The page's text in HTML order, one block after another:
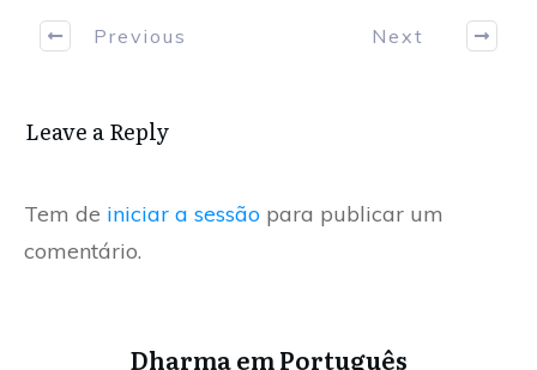
Previous Next
Leave a Reply
Tem de iniciar a sessão para publicar um
comentário.
Dharma em Português